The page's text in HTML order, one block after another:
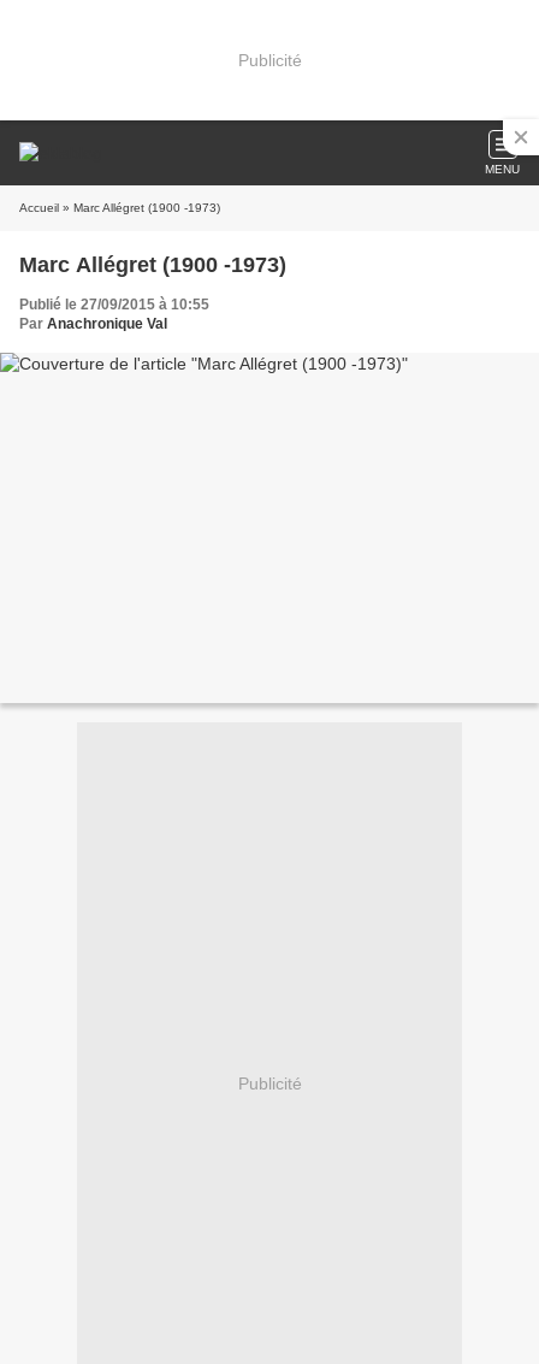
Publicité
MENU
Accueil » Marc Allégret (1900 -1973)
Marc Allégret (1900 -1973)
Publié le 27/09/2015 à 10:55
Par Anachronique Val
Publicité